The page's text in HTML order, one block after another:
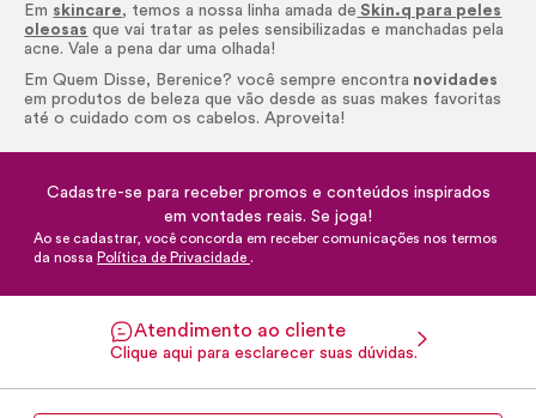
Em skincare, temos a nossa linha amada de Skin.q para peles
oleosas que vai tratar as peles sensibilizadas e manchadas pela
acne. Vale a pena dar uma olhada!
Em Quem Disse, Berenice? você sempre encontra novidades
em produtos de beleza que vão desde as suasmakes favoritas
até o cuidado com os cabelos. Aproveita!
Cadastre-se para receber promos e conteúdos inspirados
em vontades reais. Se joga!
Ao se cadastrar, você concorda em receber comunicações nos termos
da nossa Política de Privacidade .
Atendimento ao cliente
Clique aqui para esclarecer suas dúvidas.